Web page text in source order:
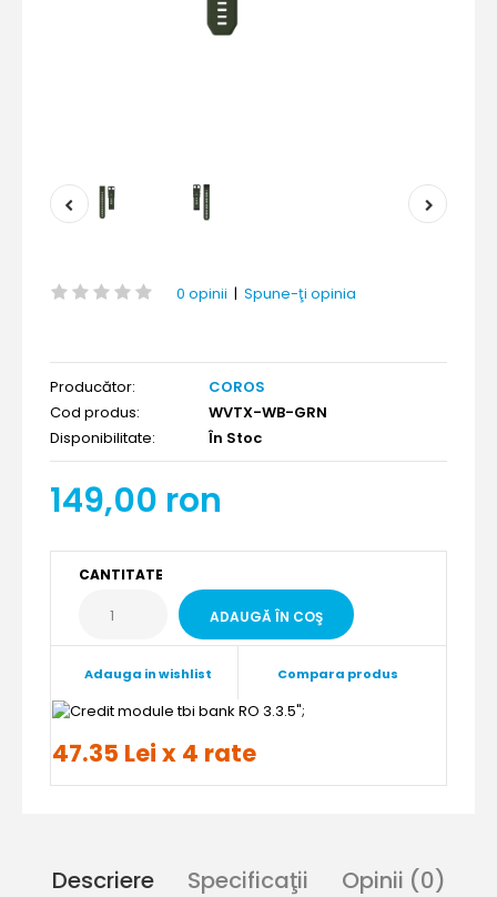
0 opinii | Spune-ţi opinia
Producător:
COROS
Cod produs:
WVTX-WB-GRN
Disponibilitate:
În Stoc
149,00 ron
CANTITATE
Adauga in wishlist Compara produs
";
47.35 Lei x 4 rate
Descriere Specificaţii Opinii (0)